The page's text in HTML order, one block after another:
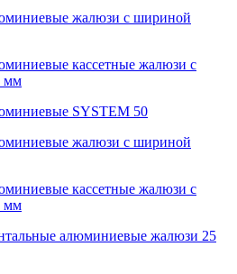
жалюзи с шириной
кассетные жалюзи с
мм
SYSTEM 50
жалюзи с шириной
кассетные жалюзи с
мм
алюминиевые жалюзи 25